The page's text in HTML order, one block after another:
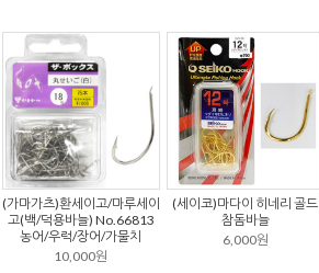
(가마가츠)환세이고/마루세이
고(백/덕용바늘) No.66813
농어/우럭/장어/가물치
10,000원
(세이코)마다이 히네리 골드
참돔바늘
6,000원